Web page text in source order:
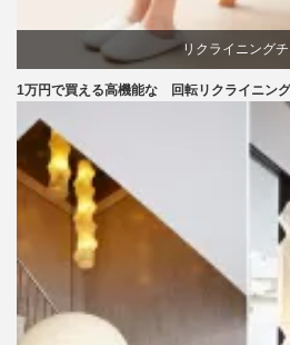
リクライニング
椅子
1万円で買える高機能な 回転リクライニン